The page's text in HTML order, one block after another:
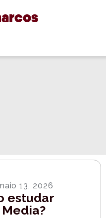
13, 2026
estudar